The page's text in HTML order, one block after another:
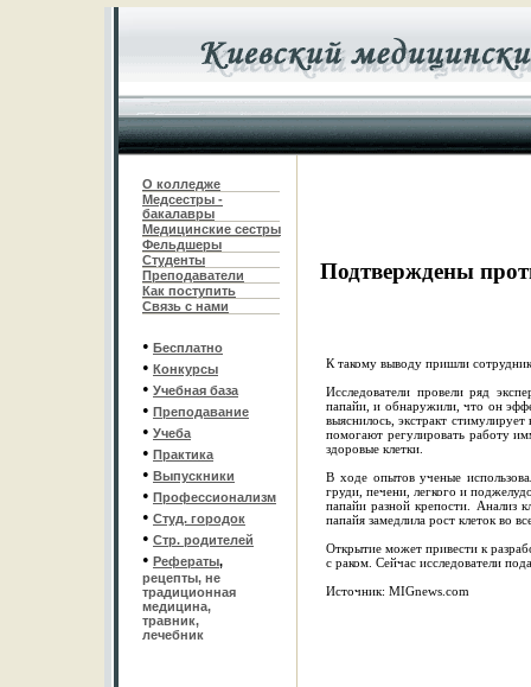
О колледже
Медсестры -
бакалавры
Медицинские сестры
Фельдшеры
Студенты
Преподаватели
Как поступить
Связь с нами
• Бесплатно
• Конкурсы
• Учебная база
• Преподавание
• Учеба
• Практика
• Выпускники
• Профессионализм
• Студ. городок
• Стр. родителей
• Рефераты,
рецепты, не
традиционная
медицина,
травник,
лечебник
Подтверждены
К такому выводу пришли
Исследователи провели ряд
папайи, и обнаружили, что он
выяснилось, экстракт
помогают регулировать работу
здоровые клетки.
В ходе опытов ученые
груди, печени, легкого и
папайи разной крепости. Анализ
папайя замедлила рост клеток во
Открытие может привести к
с раком. Сейчас исследователи
Источник: MIGnews.com